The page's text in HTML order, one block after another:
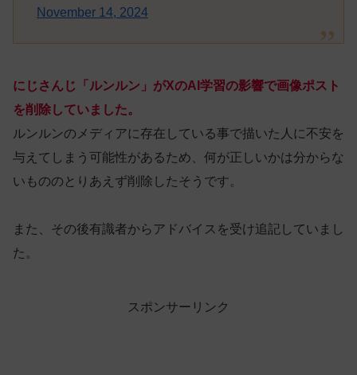
November 14, 2024
にじさんじ「ルンルン」がXのAI学習の影響で画像ポスト
を削除していました。
ルンルンのメディアに存在している事で描いた人に不安を
与えてしまう可能性があるため、何が正しいかは分からな
いもののとりあえず削除したそうです。
また、その後有識者からアドバイスを受け追記していまし
た。
スポンサーリンク